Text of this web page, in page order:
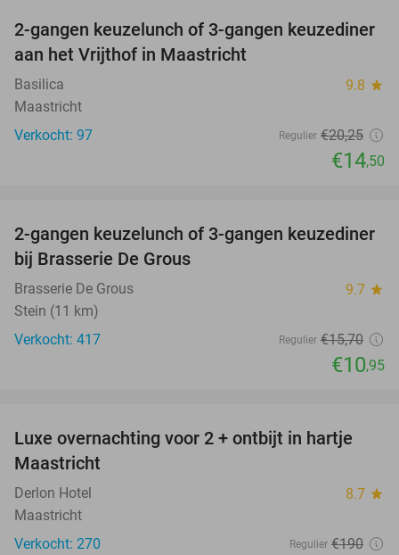
28%
2-gangen keuzelunch of 3-gangen keuzediner
aan het Vrijthof in Maastricht
Basilica 9.8 star
Maastricht
Verkocht: 97
Regulier €20,25
€14,50
30%
2-gangen keuzelunch of 3-gangen keuzediner
bij Brasserie De Grous
Brasserie De Grous 9.7 star
Stein (11 km)
Verkocht: 417
Regulier €15,70
€10,95
12%
Luxe overnachting voor 2 + ontbijt in hartje
Maastricht
Derlon Hotel 8.7 star
Maastricht
Verkocht: 270
Regulier €190